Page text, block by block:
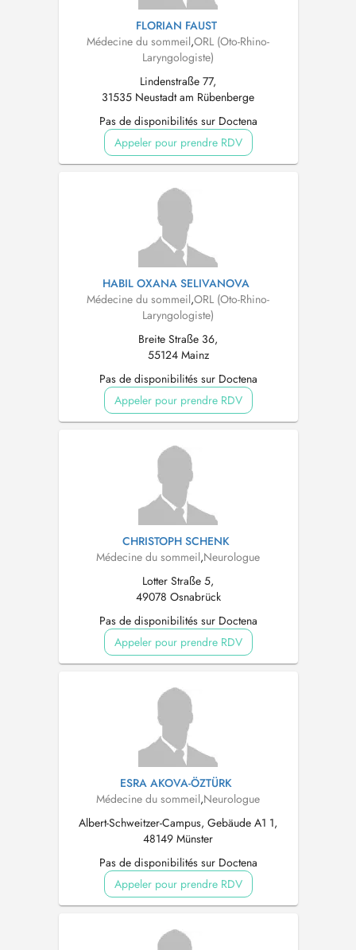
FLORIAN FAUST
Médecine du sommeil,ORL (Oto-Rhino-
Laryngologiste)
Lindenstraße 77,
31535 Neustadt am Rübenberge
Pas de disponibilités sur Doctena
Appeler pour prendre RDV
HABIL OXANA SELIVANOVA
Médecine du sommeil,ORL (Oto-Rhino-
Laryngologiste)
Breite Straße 36,
55124 Mainz
Pas de disponibilités sur Doctena
Appeler pour prendre RDV
CHRISTOPH SCHENK
Médecine du sommeil,Neurologue
Lotter Straße 5,
49078 Osnabrück
Pas de disponibilités sur Doctena
Appeler pour prendre RDV
ESRA AKOVA-ÖZTÜRK
Médecine du sommeil,Neurologue
Albert-Schweitzer-Campus, Gebäude A1 1,
48149 Münster
Pas de disponibilités sur Doctena
Appeler pour prendre RDV